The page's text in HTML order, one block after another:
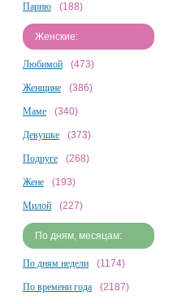
Парню (188)
Женские:
Любимой (473)
Женщине (386)
Маме (340)
Девушке (373)
Подруге (268)
Жене (193)
Милой (227)
По дням, месяцам:
По дням недели (1174)
По времени года (2187)